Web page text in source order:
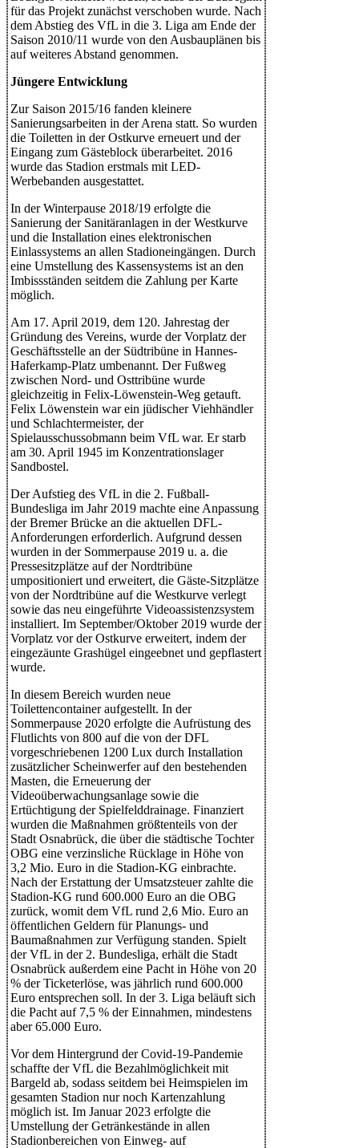
für das Projekt zunächst verschoben wurde. Nach
dem Abstieg des VfL in die 3. Liga am Ende der
Saison 2010/11 wurde von den Ausbauplänen bis
auf weiteres Abstand genommen.
Jüngere Entwicklung
Zur Saison 2015/16 fanden kleinere
Sanierungsarbeiten in der Arena statt. So wurden
die Toiletten in der Ostkurve erneuert und der
Eingang zum Gästeblock überarbeitet. 2016
wurde das Stadion erstmals mit LED-
Werbebanden ausgestattet.
In der Winterpause 2018/19 erfolgte die
Sanierung der Sanitäranlagen in der Westkurve
und die Installation eines elektronischen
Einlassystems an allen Stadioneingängen. Durch
eine Umstellung des Kassensystems ist an den
Imbissständen seitdem die Zahlung per Karte
möglich.
Am 17. April 2019, dem 120. Jahrestag der
Gründung des Vereins, wurde der Vorplatz der
Geschäftsstelle an der Südtribüne in Hannes-
Haferkamp-Platz umbenannt. Der Fußweg
zwischen Nord- und Osttribüne wurde
gleichzeitig in Felix-Löwenstein-Weg getauft.
Felix Löwenstein war ein jüdischer Viehhändler
und Schlachtermeister, der
Spielausschussobmann beim VfL war. Er starb
am 30. April 1945 im Konzentrationslager
Sandbostel.
Der Aufstieg des VfL in die 2. Fußball-
Bundesliga im Jahr 2019 machte eine Anpassung
der Bremer Brücke an die aktuellen DFL-
Anforderungen erforderlich. Aufgrund dessen
wurden in der Sommerpause 2019 u. a. die
Pressesitzplätze auf der Nordtribüne
umpositioniert und erweitert, die Gäste-Sitzplätze
von der Nordtribüne auf die Westkurve verlegt
sowie das neu eingeführte Videoassistenzsystem
installiert. Im September/Oktober 2019 wurde der
Vorplatz vor der Ostkurve erweitert, indem der
eingezäunte Grashügel eingeebnet und gepflastert
wurde.
In diesem Bereich wurden neue
Toilettencontainer aufgestellt. In der
Sommerpause 2020 erfolgte die Aufrüstung des
Flutlichts von 800 auf die von der DFL
vorgeschriebenen 1200 Lux durch Installation
zusätzlicher Scheinwerfer auf den bestehenden
Masten, die Erneuerung der
Videoüberwachungsanlage sowie die
Ertüchtigung der Spielfelddrainage. Finanziert
wurden die Maßnahmen größtenteils von der
Stadt Osnabrück, die über die städtische Tochter
OBG eine verzinsliche Rücklage in Höhe von
3,2 Mio. Euro in die Stadion-KG einbrachte.
Nach der Erstattung der Umsatzsteuer zahlte die
Stadion-KG rund 600.000 Euro an die OBG
zurück, womit dem VfL rund 2,6 Mio. Euro an
öffentlichen Geldern für Planungs- und
Baumaßnahmen zur Verfügung standen. Spielt
der VfL in der 2. Bundesliga, erhält die Stadt
Osnabrück außerdem eine Pacht in Höhe von 20
% der Ticketerlöse, was jährlich rund 600.000
Euro entsprechen soll. In der 3. Liga beläuft sich
die Pacht auf 7,5 % der Einnahmen, mindestens
aber 65.000 Euro.
Vor dem Hintergrund der Covid-19-Pandemie
schaffte der VfL die Bezahlmöglichkeit mit
Bargeld ab, sodass seitdem bei Heimspielen im
gesamten Stadion nur noch Kartenzahlung
möglich ist. Im Januar 2023 erfolgte die
Umstellung der Getränkestände in allen
Stadionbereichen von Einweg- auf